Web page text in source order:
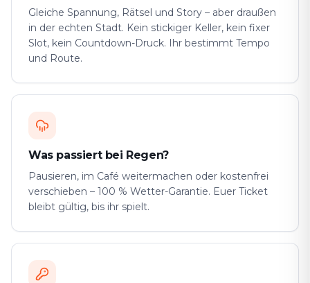
Gleiche Spannung, Rätsel und Story – aber draußen
in der echten Stadt. Kein stickiger Keller, kein fixer
Slot, kein Countdown-Druck. Ihr bestimmt Tempo
und Route.
Was passiert bei Regen?
Pausieren, im Café weitermachen oder kostenfrei
verschieben – 100 % Wetter-Garantie. Euer Ticket
bleibt gültig, bis ihr spielt.